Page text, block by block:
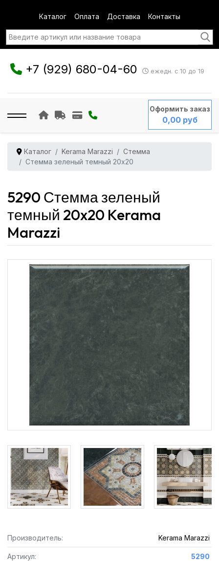
Каталог Оплата Доставка Контакты
+7 (929) 680-04-60 ежедн. с 10 до 19
Оформить заказ
0,00 руб
Каталог Kerama Marazzi
Стемма
Стемма зеленый темный 20x20
5290 Стемма зеленый
темный 20x20 Kerama
Marazzi
Производитель: Kerama Marazzi
Артикул: 5290